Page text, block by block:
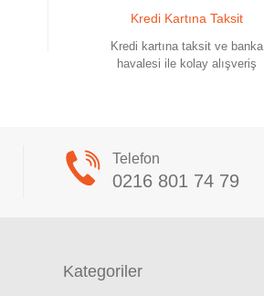
Kredi Kartına Taksit
Kredi kartına taksit ve banka
havalesi ile kolay alışveriş
Telefon
0216 801 74 79
Kategoriler